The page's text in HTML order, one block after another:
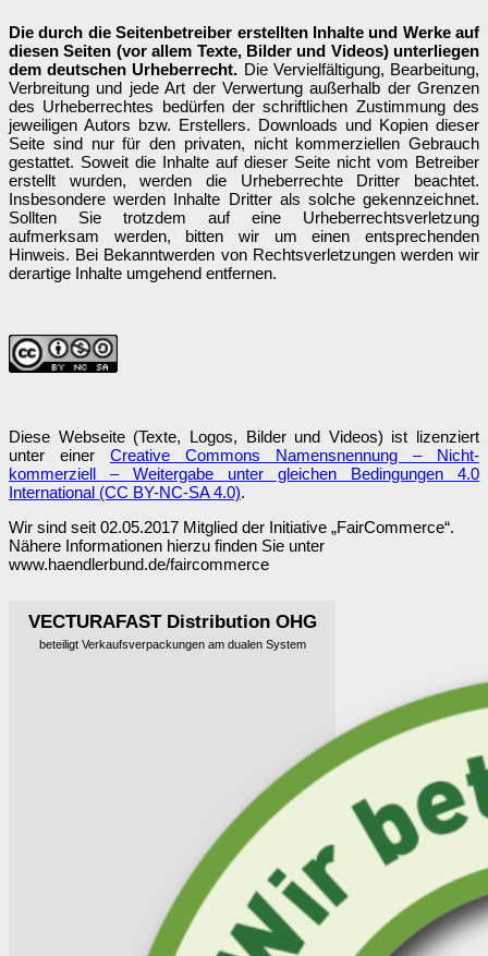
Die durch die Seitenbetreiber erstellten Inhalte und Werke auf
diesen Seiten (vor allem Texte, Bilder und Videos) unterliegen
dem deutschen Urheberrecht. Die Vervielfältigung, Bearbeitung,
Verbreitung und jede Art der Verwertung außerhalb der Grenzen
des Urheberrechtes bedürfen der schriftlichen Zustimmung des
jeweiligen Autors bzw. Erstellers. Downloads und Kopien dieser
Seite sind nur für den privaten, nicht kommerziellen Gebrauch
gestattet. Soweit die Inhalte auf dieser Seite nicht vom Betreiber
erstellt wurden, werden die Urheberrechte Dritter beachtet.
Insbesondere werden Inhalte Dritter als solche gekennzeichnet.
Sollten Sie trotzdem auf eine Urheberrechtsverletzung
aufmerksam werden, bitten wir um einen entsprechenden
Hinweis. Bei Bekanntwerden von Rechtsverletzungen werden wir
derartige Inhalte umgehend entfernen.
Diese Webseite (Texte, Logos, Bilder und Videos) ist lizenziert
unter einer Creative Commons Namensnennung – Nicht-
kommerziell – Weitergabe unter gleichen Bedingungen 4.0
International (CC BY-NC-SA 4.0).
Wir sind seit 02.05.2017 Mitglied der Initiative „FairCommerce“.
Nähere Informationen hierzu finden Sie unter
www.haendlerbund.de/faircommerce
VECTURAFAST Distribution OHG
beteiligt Verkaufsverpackungen am dualen System